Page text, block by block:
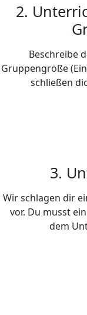
2.
Beschreibe
Gruppengröße
schließen
3.
Wir schlagen dir
vor. Du musst
dem